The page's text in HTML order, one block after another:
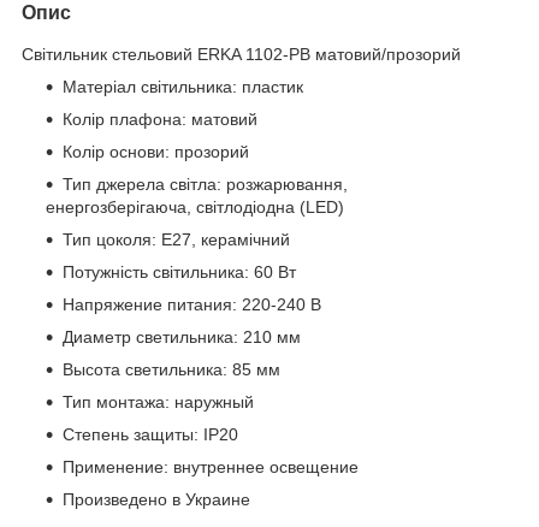
Опис
Світильник стельовий ERKA 1102-PB матовий/прозорий
Матеріал світильника: пластик
Колір плафона: матовий
Колір основи: прозорий
Тип джерела світла: розжарювання,
енергозберігаюча, світлодіодна (LED)
Тип цоколя: Е27, керамічний
Потужність світильника: 60 Вт
Напряжение питания: 220-240 В
Диаметр светильника: 210 мм
Высота светильника: 85 мм
Тип монтажа: наружный
Степень защиты: IP20
Применение: внутреннее освещение
Произведено в Украине